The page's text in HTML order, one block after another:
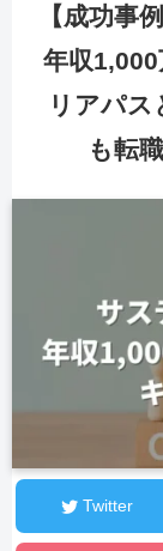
【成功事
年収
リアパス
も転
Twitter